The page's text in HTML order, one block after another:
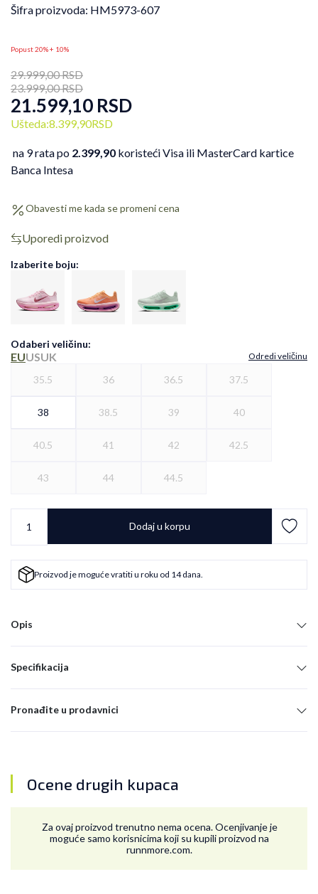
Šifra proizvoda: HM5973-607
Popust 20% + 10%
29.999,00RSD
23.999,00RSD
21.599,10 RSD
Ušteda:8.399,90RSD
na 9 rata po 2.399,90 koristeći Visa ili MasterCard kartice
Banca Intesa
Obavesti me kada se promeni cena
Uporedi proizvod
Izaberite boju:
Odaberi veličinu:
EUUSUK Odredi veličinu
35.5 36 36.5 37.5
38 38.5 39 40
40.5 41 42 42.5
43 44 44.5
Dodaj u korpu
Proizvod je moguće vratiti u roku od 14 dana.
Opis
Specifikacija
Pronađite u prodavnici
Ocene drugih kupaca
Za ovaj proizvod trenutno nema ocena. Ocenjivanje je
moguće samo korisnicima koji su kupili proizvod na
runnmore.com.